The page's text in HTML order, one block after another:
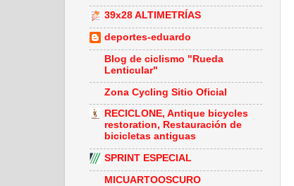
39x28 ALTIMETRÍAS
deportes-eduardo
Blog de ciclismo "Rueda
Lenticular"
Zona Cycling Sitio Oficial
RECICLONE, Antique bicycles
restoration, Restauración de
bicicletas antiguas
SPRINT ESPECIAL
MICUARTOOSCURO